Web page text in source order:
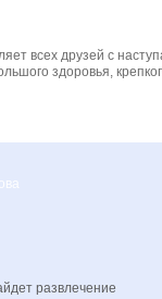
всех друзей с
здоровья,
развлечение